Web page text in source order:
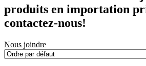
produits en importation
contactez-nous!
Nous joindre